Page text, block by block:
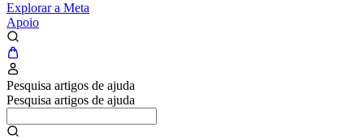
Explorar a Meta
Apoio
Pesquisa artigos de ajuda
Pesquisa artigos de ajuda